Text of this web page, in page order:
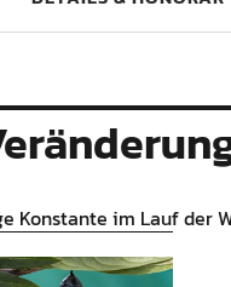
Konstante im Lauf der